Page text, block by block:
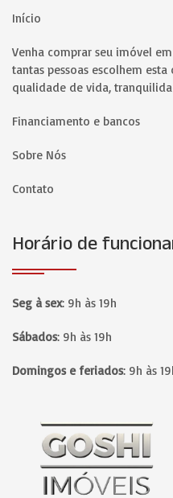
Início
Venha comprar seu imóvel
tantas pessoas escolhem
qualidade de vida,
Financiamento e bancos
Sobre Nós
Contato
Horário de
Seg à sex: 9h às 19h
Sábados: 9h às 19h
Domingos e feriados: 9h às
Página inicial